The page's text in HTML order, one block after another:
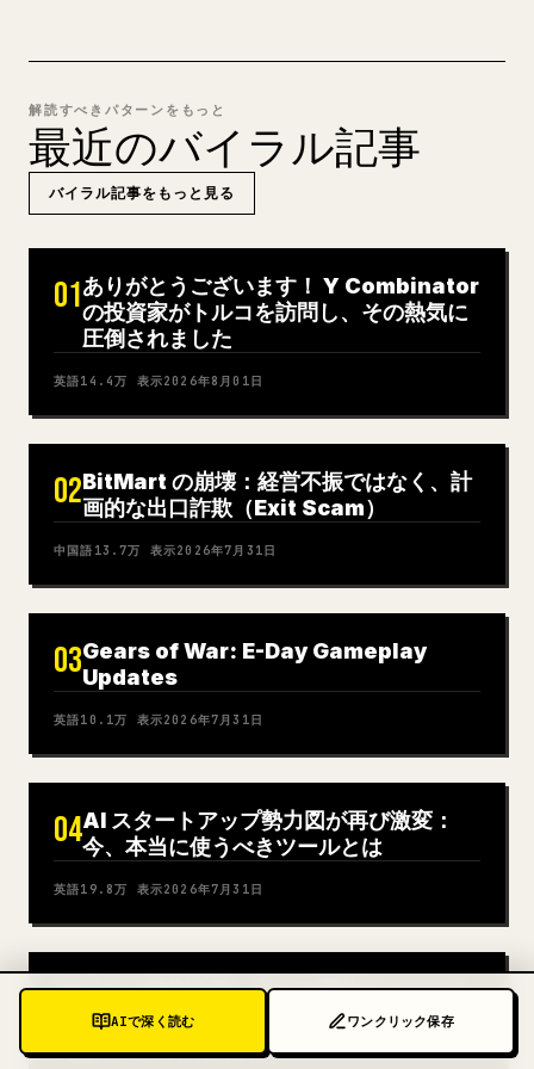
AIで深く読む ワンクリック保存
解読すべきパターンをもっと
最近のバイラル記事
バイラル記事をもっと見る
01ありがとうございます！ Y Combinator
の投資家がトルコを訪問し、その熱気に
圧倒されました
英語14.4万 表示2026年8月01日
02BitMart の崩壊：経営不振ではなく、計
画的な出口詐欺（Exit Scam）
中国語 13.7万 表示2026年7月31日
03Gears of War: E-Day Gameplay
Updates
英語10.1万 表示2026年7月31日
04AI スタートアップ勢力図が再び激変：
今、本当に使うべきツールとは
英語19.8万 表示2026年7月31日
05サマー特別企画：学マス夏休みニュース
- 7 月 31 日号
日本語31.9万 表示2026年7月31日